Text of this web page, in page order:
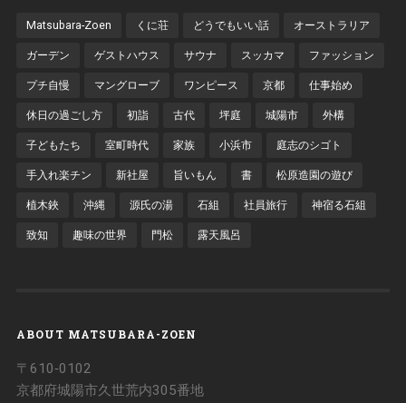
Matsubara-Zoen くに荘 どうでもいい話 オーストラリア
ガーデン ゲストハウス サウナ スッカマ ファッション
プチ自慢 マングローブ ワンピース 京都 仕事始め
休日の過ごし方 初詣 古代 坪庭 城陽市 外構
子どもたち 室町時代 家族 小浜市 庭志のシゴト
手入れ楽チン 新社屋 旨いもん 書 松原造園の遊び
植木鋏 沖縄 源氏の湯 石組 社員旅行 神宿る石組
致知 趣味の世界 門松 露天風呂
ABOUT MATSUBARA-ZOEN
〒610‐0102
京都府城陽市久世荒内305番地